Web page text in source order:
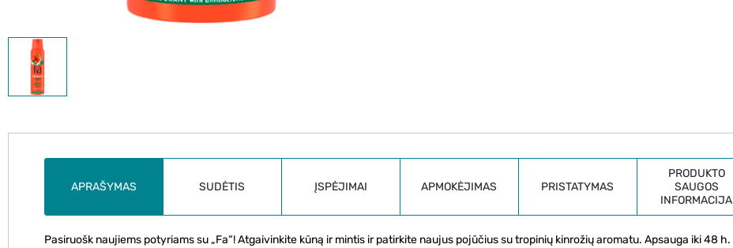
APRAŠYMAS SUDĖTIS ĮSPĖJIMAI APMOKĖJIMAS PRISTATYMAS
PRODUKTO
SAUGOS
INFORMACIJA
Pasiruošk naujiems potyriams su „Fa“! Atgaivinkite kūną ir mintis ir patirkite naujus pojūčius su tropinių kinrožių aromatu. Apsauga iki 48 h.